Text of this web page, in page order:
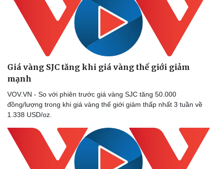
Giá vàng SJC tăng khi giá vàng thế giới giảm
mạnh
VOV.VN - So với phiên trước giá vàng SJC tăng 50.000
đồng/lượng trong khi giá vàng thế giới giảm thấp nhất 3 tuần về
1.338 USD/oz.